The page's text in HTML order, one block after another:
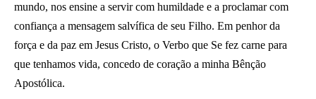
mundo, nos ensine a servir com humildade e a proclamar com
confiança a mensagem salvífica de seu Filho. Em penhor da
força e da paz em Jesus Cristo, o Verbo que Se fez carne para
que tenhamos vida, concedo de coração a minha Bênção
Apostólica.